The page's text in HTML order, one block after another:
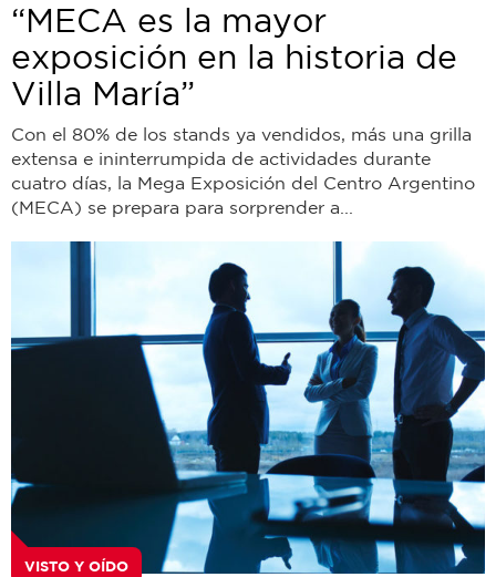
“MECA es la mayor
exposición en la historia de
Villa María”
Con el 80% de los stands ya vendidos, más una grilla
extensa e ininterrumpida de actividades durante
cuatro días, la Mega Exposición del Centro Argentino
(MECA) se prepara para sorprender a...
VISTO Y OÍDO